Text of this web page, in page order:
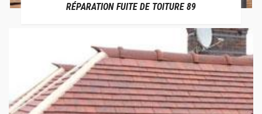
RÉPARATION FUITE DE TOITURE 89